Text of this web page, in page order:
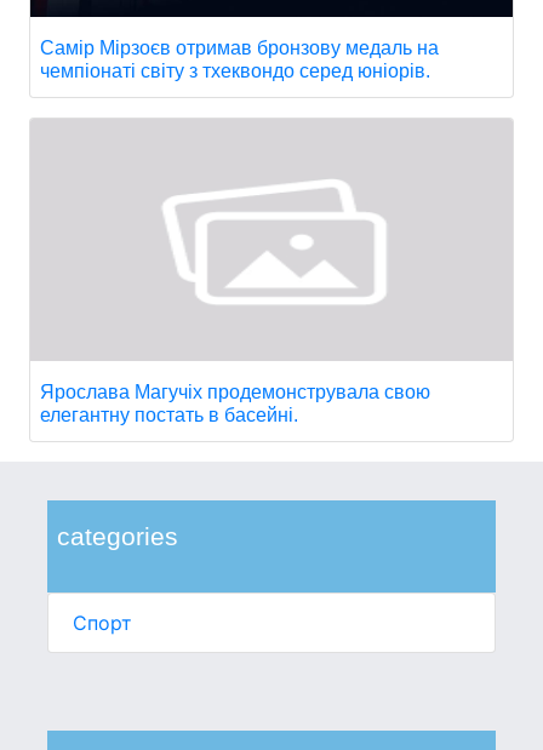
categories
Спорт
Самір Мірзоєв отримав бронзову медаль на
чемпіонаті світу з тхеквондо серед юніорів.
Ярослава Магучіх продемонструвала свою
елегантну постать в басейні.